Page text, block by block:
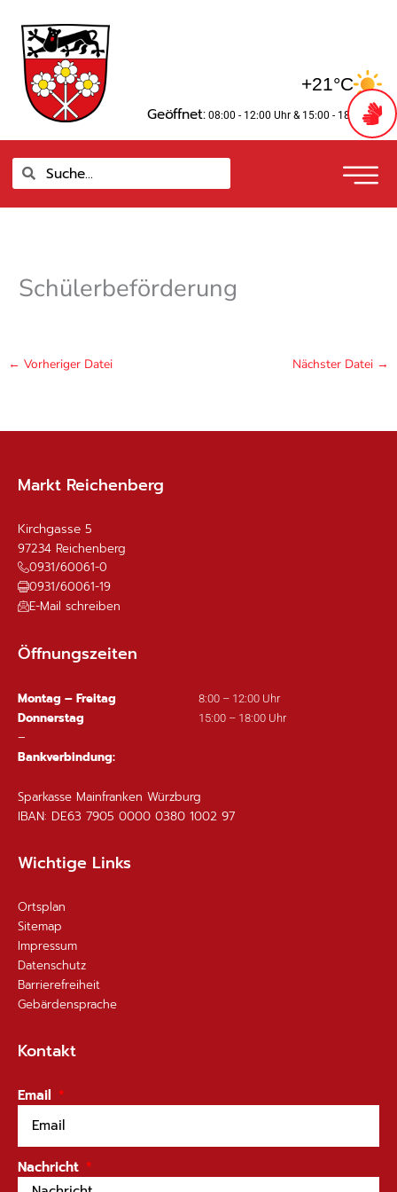
Inhalt
springen
+21°C
Geöffnet: 08:00 - 12:00 Uhr & 15:00 - 18:00 Uhr
SucheSuche
Schülerbeförderung
← Vorheriger Datei Nächster Datei →
Markt Reichenberg
Kirchgasse 5
97234 Reichenberg
0931/60061-0
0931/60061-19
E-Mail schreiben
Öffnungszeiten
Montag – Freitag 8:00 – 12:00 Uhr
Donnerstag 15:00 – 18:00 Uhr
–
Bankverbindung:
Sparkasse Mainfranken Würzburg
IBAN: DE63 7905 0000 0380 1002 97
Wichtige Links
Ortsplan
Sitemap
Impressum
Datenschutz
Barrierefreiheit
Gebärdensprache
Kontakt
Email
Nachricht